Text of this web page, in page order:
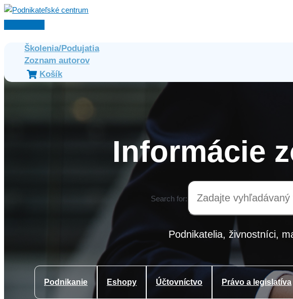
Preskočiť
na
Hlavné
Školenia/Podujatia
Zoznam autorov
Košík
Informácie
Search for:
Podnikatelia, živnostníci,
Podnikanie Eshopy Účtovníctvo Právo a legislatíva